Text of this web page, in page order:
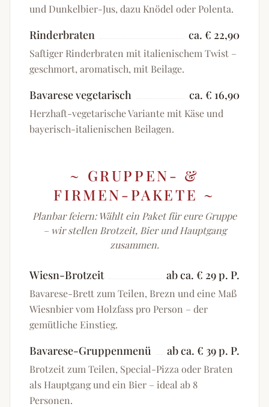
und Dunkelbier-Jus, dazu Knödel oder Polenta.
Rinderbraten ca. € 22,90
Saftiger Rinderbraten mit italienischem Twist –
geschmort, aromatisch, mit Beilage.
Bavarese vegetarisch ca. € 16,90
Herzhaft-vegetarische Variante mit Käse und
bayerisch-italienischen Beilagen.
~ GRUPPEN- &
FIRMEN-PAKETE ~
Planbar feiern: Wählt ein Paket für eure Gruppe
– wir stellen Brotzeit, Bier und Hauptgang
zusammen.
Wiesn-Brotzeit ab ca. € 29 p. P.
Bavarese-Brett zum Teilen, Brezn und eine Maß
Wiesnbier vom Holzfass pro Person – der
gemütliche Einstieg.
Bavarese-Gruppenmenü ab ca. € 39 p. P.
Brotzeit zum Teilen, Special-Pizza oder Braten
als Hauptgang und ein Bier – ideal ab 8
Personen.